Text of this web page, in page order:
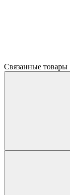
Связанные товары